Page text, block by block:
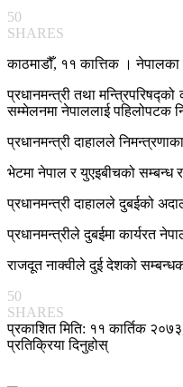
50
SHARES
काठमाडौँ, ११ कात्तिक । नेपालका
प्रधानमन्त्री तथा
सम्मेलनमा नेपाललाई पहिलोपटक
प्रधानमन्त्री दाहालले
भेटमा नेपाल र युएइबीचको सम्बन्ध
प्रधानमन्त्री दाहालले दुबईको
प्रधानमन्त्रीले दुबईमा कार्यरत
राजदूत नाक्वीले दुई देशको
50
SHARES
प्रकाशित मिति: ११ कार्तिक
प्रतिक्रिया दिनुहोस्